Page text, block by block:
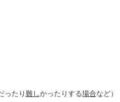
ったり難しかったりする場合など）